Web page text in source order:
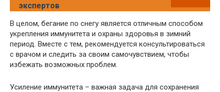
экспертов
В целом, бегание по снегу является отличным способом
укрепления иммунитета и охраны здоровья в зимний
период. Вместе с тем, рекомендуется консультироваться
с врачом и следить за своим самочувствием, чтобы
избежать возможных проблем.
Усиление иммунитета – важная задача для сохранения